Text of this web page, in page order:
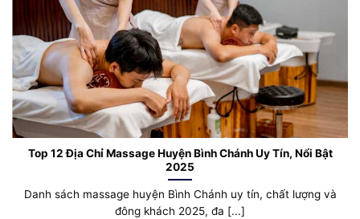
Top 12 Địa Chỉ Massage Huyện Bình Chánh Uy Tín, Nổi Bật
2025
Danh sách massage huyện Bình Chánh uy tín, chất lượng và
đông khách 2025, đa [...]